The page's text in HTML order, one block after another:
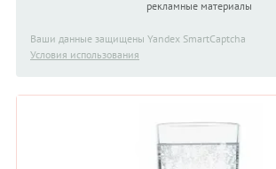
ситечко и шейкер для коктейлей. Впрочем,
дома может исполнить небольшой термос
горячих напитков с крышкой — главное,
закрывались и не протекали во время
рекламные материалы
Ваши данные защищены Yandex SmartCaptcha
Условия использования